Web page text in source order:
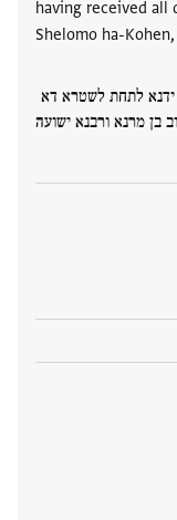
having received all
Shelomo ha-
ידנא לתחת לשטרא דא
בן מרנא ורבנא ישועה